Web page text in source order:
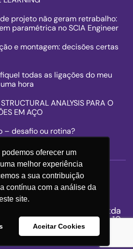
oferecer um
melhor experiência
a sua contribuição
contínua com a análise da
site.
Aceitar Cookies
projeto não geram retrabalho:
paramétrica no SCIA Engineer
e montagem: decisões certas
todas as ligações do meu
hora
ANALYSIS PARA O
EM AÇO
– desafio ou rotina?
Consultoria e Serviços Ltda
CNPJ 26.114.023/0001-10